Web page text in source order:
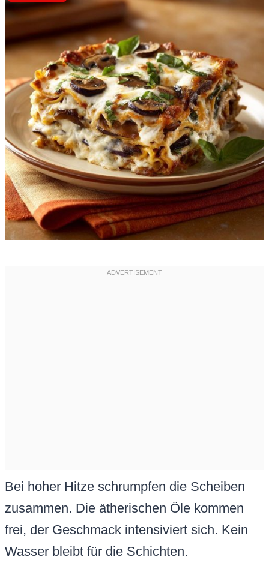
Bei hoher Hitze schrumpfen die Scheiben
zusammen. Die ätherischen Öle kommen
frei, der Geschmack intensiviert sich. Kein
Wasser bleibt für die Schichten.